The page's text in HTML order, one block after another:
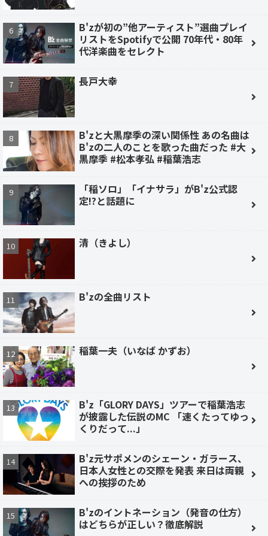
B'zが初の”他アーティスト”選曲プレイ
リストをSpotifyで公開 70年代・80年
代洋楽曲をセレクト
長戸大幸
B'zと大黒摩季の深い関係性 あの名曲は
B'zの二人のことを歌った曲だった #大
黒摩季 #松本孝弘 #稲葉浩志
「稲ソロ」「イナサラ」がB'z公式認
定!?と話題に
清（きよし）
B'zの全曲リスト
稲葉一夫（いなば かずお）
B'z「GLORY DAYS」ツアーで稲葉浩志
が披露した伝説のMC 「速くたってゆっ
くりだって...」
B'z元サポメンのシェーン・ガラース、
日本人女性との交際を発表 来日は両親
への挨拶のため
B'zのイントネーション（発音の仕方）
はどちらが正しい？徹底解説